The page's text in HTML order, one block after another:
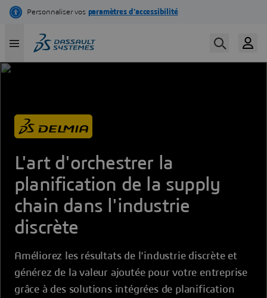
Skip
content
L'art d'orchestrer la
planification de la supply
chain dans l'industrie
discrète
Améliorez les résultats de l'industrie discrète et
générez de la valeur ajoutée pour votre entreprise
grâce à des solutions intégrées de planification